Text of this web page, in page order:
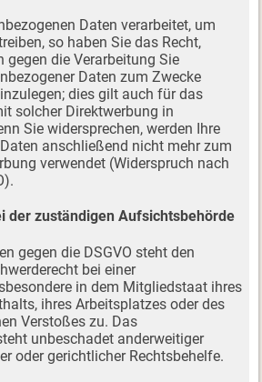
Daten verarbeitet, um
so haben Sie das Recht,
gegen die Verarbeitung Sie
Daten zum Zwecke
dies gilt auch für das
solcher Direktwerbung in
Sie widersprechen, werden Ihre
anschließend nicht mehr zum
verwendet (Widerspruch nach
der zuständigen Aufsichtsbehörde
gegen die DSGVO steht den
bei einer
in dem Mitgliedstaat ihres
ihres Arbeitsplatzes oder des
Verstoßes zu. Das
unbeschadet anderweitiger
oder gerichtlicher Rechtsbehelfe.